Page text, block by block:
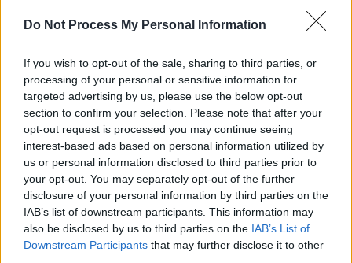
Do Not Process My Personal Information
If you wish to opt-out of the sale, sharing to third parties, or
processing of your personal or sensitive information for
targeted advertising by us, please use the below opt-out
section to confirm your selection. Please note that after your
opt-out request is processed you may continue seeing
interest-based ads based on personal information utilized by
us or personal information disclosed to third parties prior to
your opt-out. You may separately opt-out of the further
disclosure of your personal information by third parties on the
IAB’s list of downstream participants. This information may
also be disclosed by us to third parties on the IAB’s List of
Downstream Participants that may further disclose it to other
ΔΙΑΒΑΣΤΕ ΕΠΙΣΗΣ
Ελλάδα|07.06.2026 23:12
Βαλλίστρα, στιλέτα και... πίτμπουλ: Τι
εντόπισαν οι αρχές στο σπίτι του
Τζέιμς Δαλαμάγκα στο Αίγιο
Ο καταζητούμενος φέρεται να πίστευε ότι
είχε καταφέρει για ακόμη μία φορά να
ξεγελάσει τις διωκτικές Αρχές, ωστόσο η